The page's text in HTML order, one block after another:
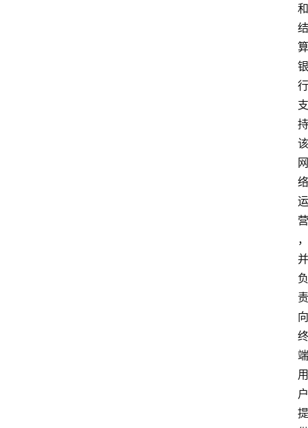
和
结
算
银
行
支
持
该
网
络
运
营
，
并
负
责
向
终
端
用
户
提